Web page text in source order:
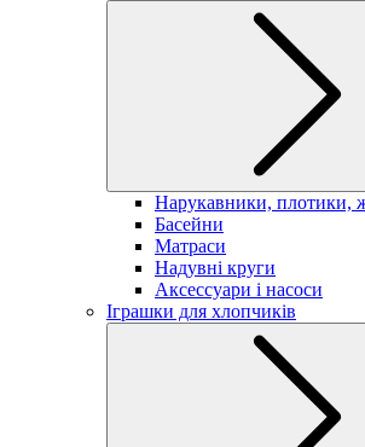
Нарукавники, плотики,
Басейни
Матраси
Надувні круги
Аксессуари і насоси
Іграшки для хлопчиків